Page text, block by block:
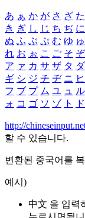
あ ぁ か が さ ざ た
き ぎ し じ ち ぢ に
ぬ ふ ぶ ぷ む ゆ ゅ
れ お ぉ こ ご そ ぞ
ア ァ カ サ ザ タ ダ
ギ シ ジ チ ヂ ニ ヒ
フ ブ プ ム ユ ュ ル
ォ コ ゴ ソ ゾ ト ド
http://
할 수 있습니다.
변환된 중국어를
예시)
中文 을 입력